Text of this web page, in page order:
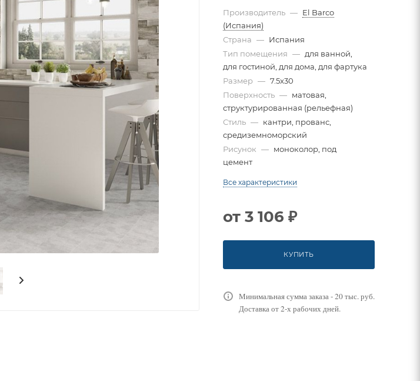
Производитель — El Barco
(Испания)
Страна — Испания
Тип помещения — для ванной,
для гостиной, для дома, для фартука
Размер — 7.5x30
Поверхность — матовая,
структурированная (рельефная)
Стиль — кантри, прованс,
средиземноморский
Рисунок — моноколор, под
цемент
Все характеристики
от 3 106 ₽
КУПИТЬ
Минимальная сумма заказа - 20 тыс. руб.
Доставка от 2-х рабочих дней.